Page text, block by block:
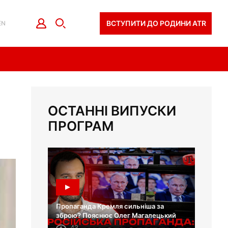
ВСТУПИТИ ДО РОДИНИ ATR
ОСТАННІ ВИПУСКИ
ПРОГРАМ
Пропаганда Кремля сильніша за
зброю? Пояснює Олег Магалецький